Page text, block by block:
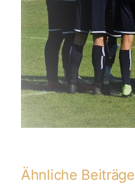
Ähnliche Beiträge